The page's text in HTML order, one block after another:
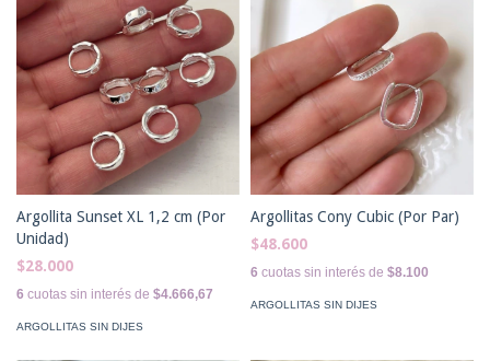
Argollita Sunset XL 1,2 cm (Por
Unidad)
$28.000
6 cuotas sin interés de $4.666,67
ARGOLLITAS SIN DIJES
Argollitas Cony Cubic (Por Par)
$48.600
6 cuotas sin interés de $8.100
ARGOLLITAS SIN DIJES